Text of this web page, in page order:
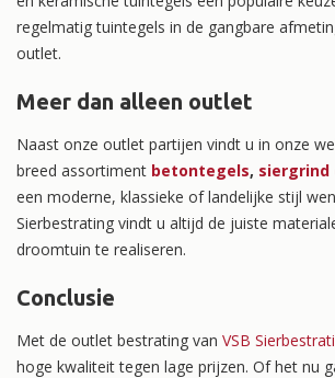
regelmatig tuintegels in de gangbare
outlet.
Meer dan alleen outlet
Naast onze outlet partijen vindt u in onze
breed assortiment betontegels, siergrind
een moderne, klassieke of landelijke stijl
Sierbestrating vindt u altijd de juiste
droomtuin te realiseren.
Conclusie
Met de outlet bestrating van VSB
hoge kwaliteit tegen lage prijzen. Of het nu